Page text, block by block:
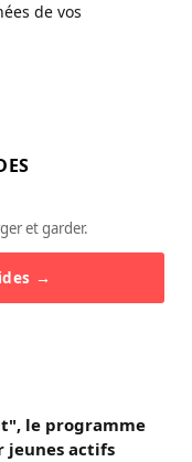
de vos
et garder.
→
le programme
jeunes actifs